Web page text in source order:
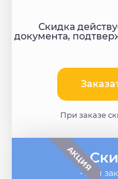
Скидка
документа,
При заказе
АКЦИЯ
- при